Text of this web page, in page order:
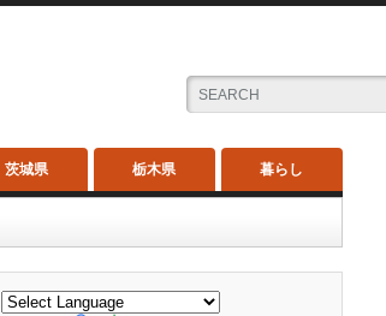
茨城県 栃木県 暮らし